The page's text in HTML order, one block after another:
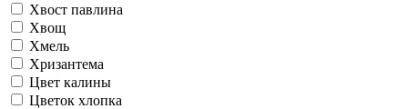
Хвост павлина
Хвощ
Хмель
Хризантема
Цвет калины
Цветок хлопка